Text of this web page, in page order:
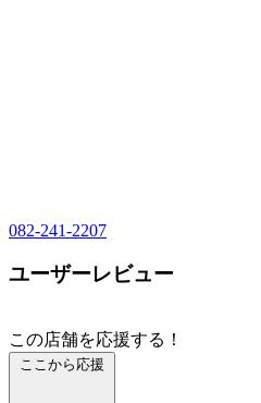
082-241-2207
ユーザーレビュー
この店舗を応援する！
ここから応援